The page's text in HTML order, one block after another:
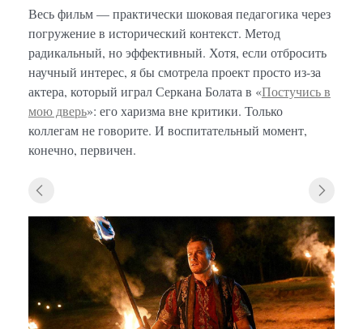
Весь фильм — практически шоковая педагогика через
погружение в исторический контекст. Метод
радикальный, но эффективный. Хотя, если отбросить
научный интерес, я бы смотрела проект просто из-за
актера, который играл Серкана Болата в «Постучись в
мою дверь»: его харизма вне критики. Только
коллегам не говорите. И воспитательный момент,
конечно, первичен.